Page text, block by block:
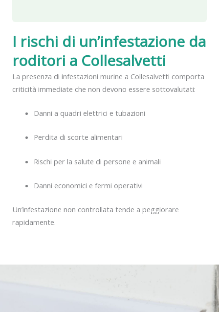
I rischi di un’infestazione da
roditori a Collesalvetti
La presenza di infestazioni murine a Collesalvetti comporta
criticità immediate che non devono essere sottovalutati:
Danni a quadri elettrici e tubazioni
Perdita di scorte alimentari
Rischi per la salute di persone e animali
Danni economici e fermi operativi
Un’infestazione non controllata tende a peggiorare
rapidamente.